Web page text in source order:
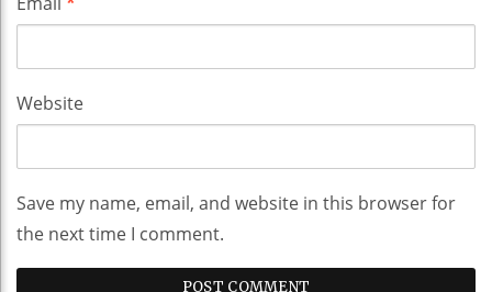
Website
Save my name, email, and website in this browser for
the next time I comment.